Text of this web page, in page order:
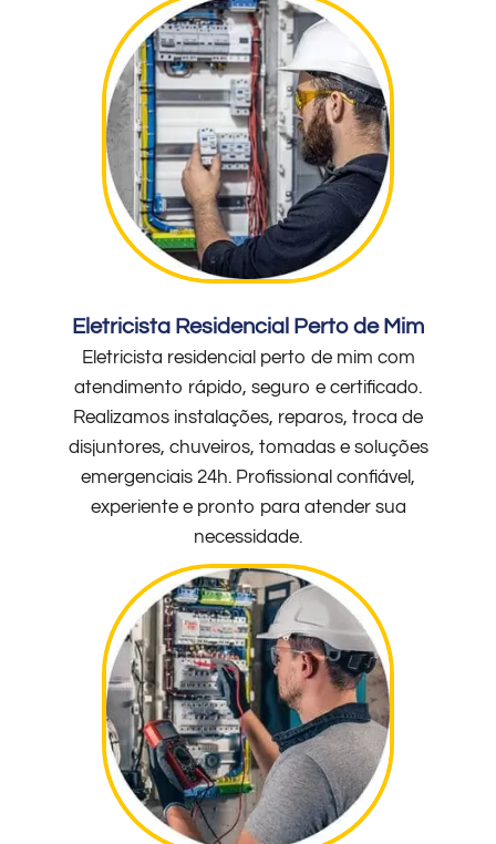
Eletricista Residencial Perto de Mim
Eletricista residencial perto de mim com
atendimento rápido, seguro e certificado.
Realizamos instalações, reparos, troca de
disjuntores, chuveiros, tomadas e soluções
emergenciais 24h. Profissional confiável,
experiente e pronto para atender sua
necessidade.